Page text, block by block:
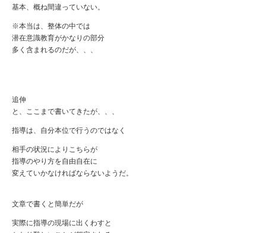
基本、概ね間違っていない。
※本当は、整体の中では
潜在意識教育がかなりの部分
多く含まれるのだが、、、
追伸
と、ここまで書いてきたが、、、
指導は、自分本位で行うのではなく
相手の状況によりこちらが
指導のやり方を自由自在に
変えていかなければならないようだ。
文章で書くと簡単だが
実際に指導の現場に出くわすと